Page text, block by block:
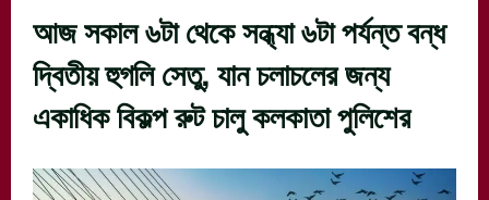
আজ সকাল ৬টা থেকে সন্ধ্যা ৬টা পর্যন্ত বন্ধ
দ্বিতীয় হুগলি সেতু, যান চলাচলের জন্য
একাধিক বিকল্প রুট চালু কলকাতা পুলিশের